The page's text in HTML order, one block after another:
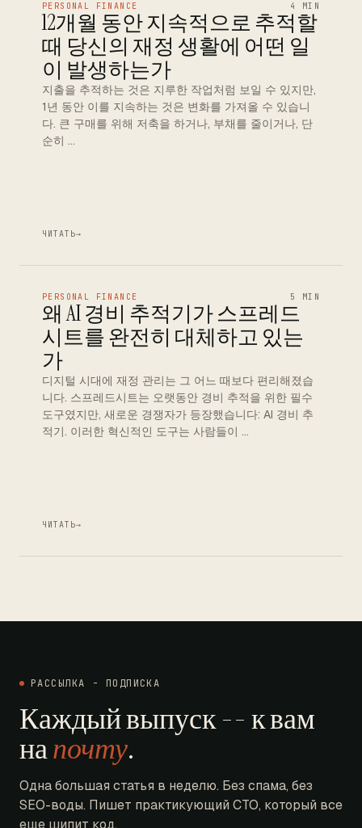
PERSONAL FINANCE 4 MIN
12개월 동안 지속적으로 추적할
때 당신의 재정 생활에 어떤 일
이 발생하는가
지출을 추적하는 것은 지루한 작업처럼 보일 수 있지만,
1년 동안 이를 지속하는 것은 변화를 가져올 수 있습니
다. 큰 구매를 위해 저축을 하거나, 부채를 줄이거나, 단
순히 …
ЧИТАТЬ→
PERSONAL FINANCE 5 MIN
왜 AI 경비 추적기가 스프레드
시트를 완전히 대체하고 있는
가
디지털 시대에 재정 관리는 그 어느 때보다 편리해졌습
니다. 스프레드시트는 오랫동안 경비 추적을 위한 필수
도구였지만, 새로운 경쟁자가 등장했습니다: AI 경비 추
적기. 이러한 혁신적인 도구는 사람들이 …
ЧИТАТЬ→
РАССЫЛКА - ПОДПИСКА
Каждый выпуск -- к вам
напочту.
Одна большая статья в неделю. Без спама, без
SEO-воды. Пишет практикующий CTO, который все
еще шипит код.